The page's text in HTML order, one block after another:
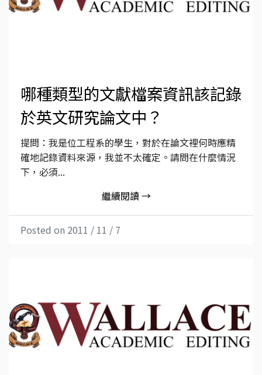
哪種類型的文獻檔案資訊該記錄
於英文研究論文中？
提問：我是位工程系的學生，對於在論文裡何時應精
確地記錄資料來源，我並不太確定。請問在什麼情況
下，必須...
繼續閱讀 →
Posted on 2011 / 11 / 7